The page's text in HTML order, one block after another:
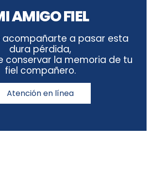
AMIGO FIEL
acompañarte a pasar esta
dura pérdida,
conservar la memoria de tu
fiel compañero.
Atención en línea